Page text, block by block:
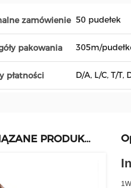
zamówienie 50 pudełek
pakowania 305m/
płatności D/A, L/C, T/T,
POWIĄZANE PRODUKTY